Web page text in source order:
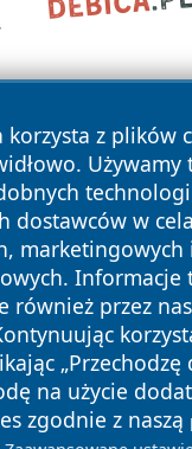
korzysta z plików
dostawców w
marketingowych i
Informacje
również przez
„Przechodzę
na użycie
zgodnie z naszą
Polityka
Prywatności